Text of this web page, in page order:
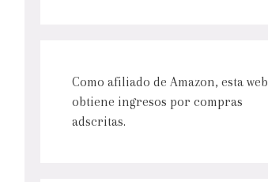
Como afiliado de Amazon, esta web
obtiene ingresos por compras
adscritas.